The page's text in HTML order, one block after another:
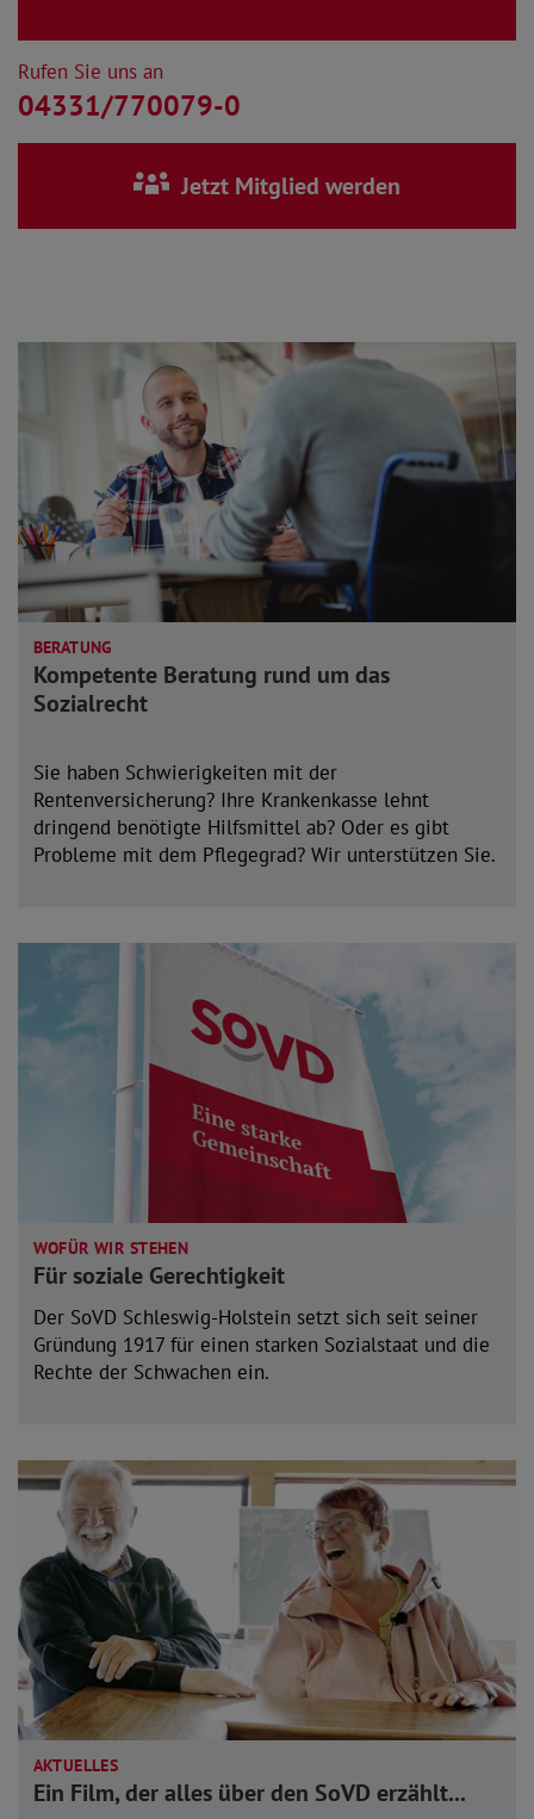
Rufen Sie uns an
04331/770079-0
Jetzt Mitglied werden
BERATUNG
Kompetente Beratung rund um das
Sozialrecht
Sie haben Schwierigkeiten mit der
Rentenversicherung? Ihre Krankenkasse lehnt
dringend benötigte Hilfsmittel ab? Oder es gibt
Probleme mit dem Pflegegrad? Wir unterstützen Sie.
WOFÜR WIR STEHEN
Für soziale Gerechtigkeit
Der SoVD Schleswig-Holstein setzt sich seit seiner
Gründung 1917 für einen starken Sozialstaat und die
Rechte der Schwachen ein.
AKTUELLES
Ein Film, der alles über den SoVD erzählt...